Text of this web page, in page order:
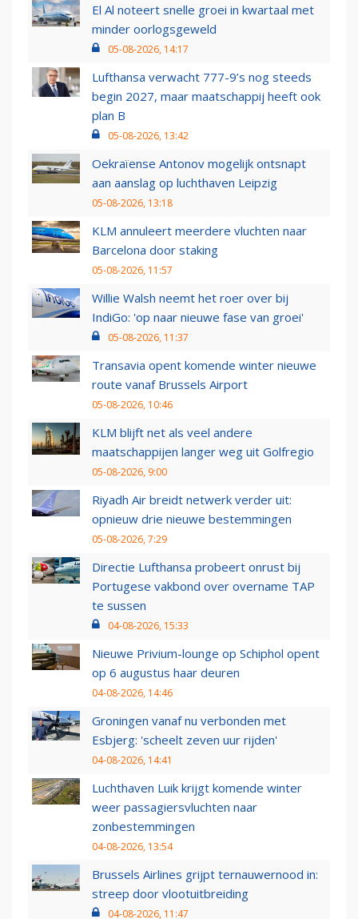
El Al noteert snelle groei in kwartaal met
minder oorlogsgeweld
05-08-2026, 14:17
Lufthansa verwacht 777-9’s nog steeds
begin 2027, maar maatschappij heeft ook
plan B
05-08-2026, 13:42
Oekraïense Antonov mogelijk ontsnapt
aan aanslag op luchthaven Leipzig
05-08-2026, 13:18
KLM annuleert meerdere vluchten naar
Barcelona door staking
05-08-2026, 11:57
Willie Walsh neemt het roer over bij
IndiGo: 'op naar nieuwe fase van groei'
05-08-2026, 11:37
Transavia opent komende winter nieuwe
route vanaf Brussels Airport
05-08-2026, 10:46
KLM blijft net als veel andere
maatschappijen langer weg uit Golfregio
05-08-2026, 9:00
Riyadh Air breidt netwerk verder uit:
opnieuw drie nieuwe bestemmingen
05-08-2026, 7:29
Directie Lufthansa probeert onrust bij
Portugese vakbond over overname TAP
te sussen
04-08-2026, 15:33
Nieuwe Privium-lounge op Schiphol opent
op 6 augustus haar deuren
04-08-2026, 14:46
Groningen vanaf nu verbonden met
Esbjerg: 'scheelt zeven uur rijden'
04-08-2026, 14:41
Luchthaven Luik krijgt komende winter
weer passagiersvluchten naar
zonbestemmingen
04-08-2026, 13:54
Brussels Airlines grijpt ternauwernood in:
streep door vlootuitbreiding
04-08-2026, 11:47